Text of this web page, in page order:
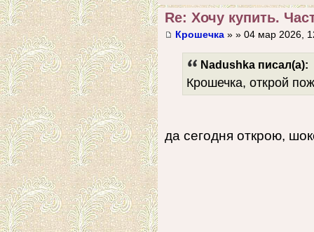
Re: Хочу купить.
Крошечка » » 04 мар 2026,
Nadushka писал(а):
Крошечка, открой
да сегодня открою,